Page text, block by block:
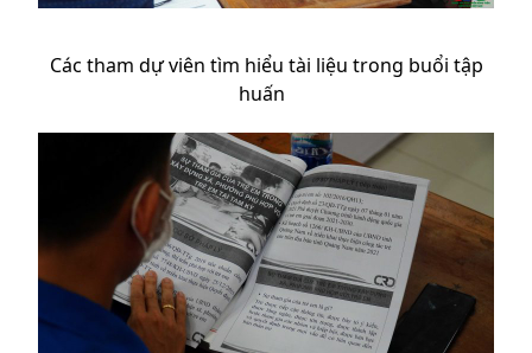
Các tham dự viên tìm hiểu tài liệu trong buổi tập
huấn